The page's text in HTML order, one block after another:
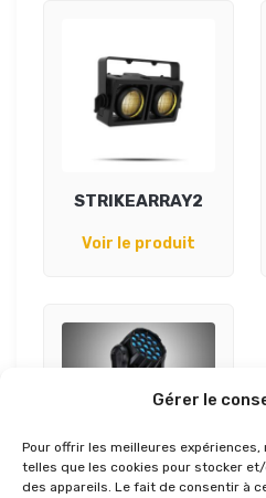
Gérer le
Pour offrir les meilleures
telles que les cookies pour stocker
des appareils. Le fait de consentir à
STRIKEARRAY2
Voir le produit
Maverick Storm 1
Wash